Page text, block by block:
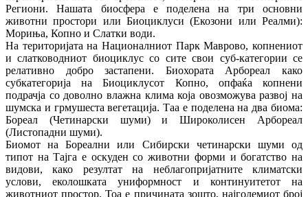
Региони. Нашата биосфера е поделена на три основни
животни простори или Биоциклуси (Екозони или Реалми):
Мориња, Копно и Слатки води.
На територијата на Националниот Парк Маврово, копнениот
и слатководниот биоциклус со сите свои суб‐категории се
релативно добро застапени. Биохората Арбореал како
субкатегорија на Биоциклусот Копно, опфаќа копнени
подрачја со доволно влажна клима која овозможува развој на
шумска и грмушеста вегетација. Таа е поделена на два биома:
Бореал (Четинарски шуми) и Широколисен Арбореал
(Листопадни шуми).
Биомот на Бореални или Сибирски четинарски шуми од
типот на Тајга е оскуден со животни форми и богатство на
видови, како резултат на неблагопријатните климатски
услови, еколошката униформност и континуитетот на
животниот простор. Тоа е причината зошто, најголемиот број